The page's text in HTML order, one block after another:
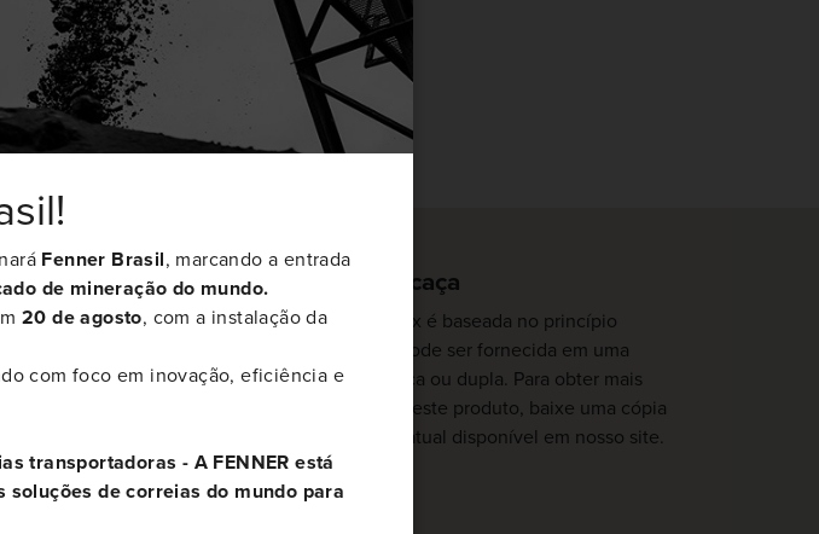
valores de resistências
e com larguras de
UsFlex podem ser
disponíveis
ruptura. Disponíveis em
Projeto da carcaça
A carcaça do UsFlex é baseada no princípio
“Straight Warp” e pode ser fornecida em uma
versão de lona única ou dupla. Para obter mais
informações sobre este produto, baixe uma cópia
da folha de dados atual disponível em nosso site.
Fenner Brasil, marcando a entrada
de mineração do mundo.
20 de agosto, com a instalação da
com foco em inovação, eficiência e
transportadoras - A FENNER está
de correias do mundo para